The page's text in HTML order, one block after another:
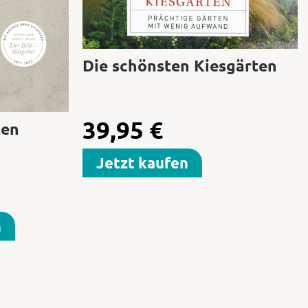
Die schönsten Kiesgärten
39,95 €
Jetzt kaufen